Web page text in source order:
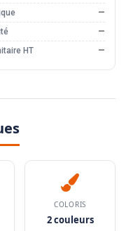
—
—
HT
—
COLORIS
2 couleurs